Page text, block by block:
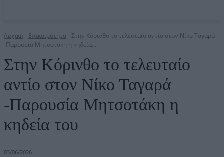
Αρχική Επικαιρότητα
Στην Κόρινθο το τελευταίο αντίο στον Νίκο Ταγαρά
-Παρουσία Μητσοτάκη η κηδεία...
Στην Κόρινθο το τελευταίο
αντίο στον Νίκο Ταγαρά
-Παρουσία Μητσοτάκη η
κηδεία του
03/06/2026